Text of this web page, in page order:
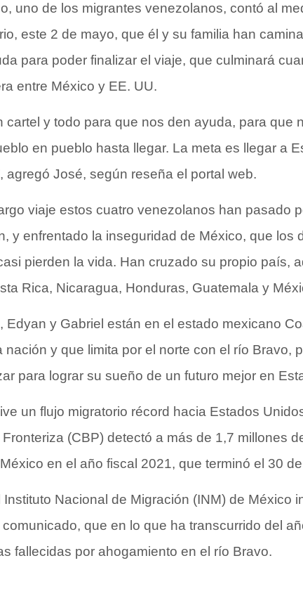
uno de los migrantes venezolanos, contó al
, este 2 de mayo, que él y su familia han
para poder finalizar el viaje, que culminará
entre México y EE. UU.
cartel y todo para que nos den ayuda, para que
en pueblo hasta llegar. La meta es llegar a
agregó José, según reseña el portal web.
viaje estos cuatro venezolanos han pasado
y enfrentado la inseguridad de México, que los
pierden la vida. Han cruzado su propio país,
Rica, Nicaragua, Honduras, Guatemala y
Edyan y Gabriel están en el estado mexicano
nación y que limita por el norte con el río Bravo,
para lograr su sueño de un futuro mejor en
un flujo migratorio récord hacia Estados
(CBP) detectó a más de 1,7 millones
en el año fiscal 2021, que terminó el 30
Instituto Nacional de Migración (INM) de México
que en lo que ha transcurrido del
fallecidas por ahogamiento en el río Bravo.